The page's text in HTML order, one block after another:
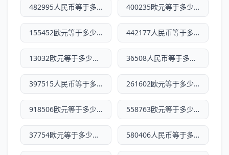
482995人民币等于多少欧元 400235欧元等于多少人民币
155452欧元等于多少人民币 442177人民币等于多少欧元
13032欧元等于多少人民币 36508人民币等于多少欧元
397515人民币等于多少欧元 261602欧元等于多少人民币
918506欧元等于多少人民币 558763欧元等于多少人民币
37754欧元等于多少人民币 580406人民币等于多少欧元